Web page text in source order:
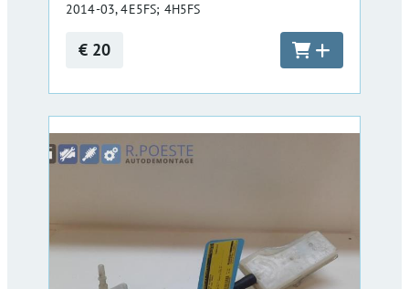
2014-03, 4E5FS; 4H5FS
€ 20